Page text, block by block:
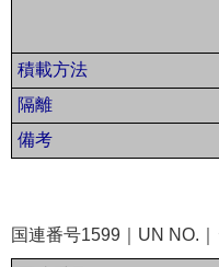
積載方法
隔離
備考
国連番号1599｜UN NO.